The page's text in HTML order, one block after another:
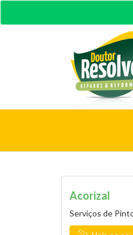
Acorizal
Serviços de